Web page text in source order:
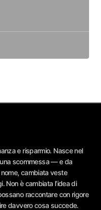
e risparmio. Nasce nel
scommessa — e da
cambiata veste
Non è cambiata l’idea di
raccontare con rigore
davvero cosa succede.